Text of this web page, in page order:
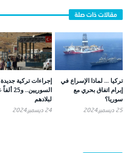
تركيا … لماذا الإسراع في
إبرام اتفاق بحري مع
سوريا؟
25 ديسمبر,2024
إجراءات تركية
السوريين..
لبلادهم
24 ديسمبر,2024